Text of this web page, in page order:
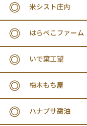
米シスト庄内
はらぺこファーム
いで葉工望
梅木もち屋
ハナブサ醤油